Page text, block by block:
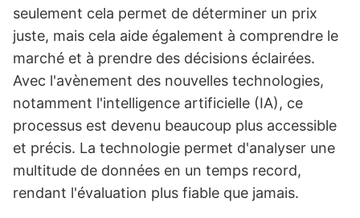
seulement cela permet de déterminer un prix
juste, mais cela aide également à comprendre le
marché et à prendre des décisions éclairées.
Avec l'avènement des nouvelles technologies,
notamment l'intelligence artificielle (IA), ce
processus est devenu beaucoup plus accessible
et précis. La technologie permet d'analyser une
multitude de données en un temps record,
rendant l'évaluation plus fiable que jamais.